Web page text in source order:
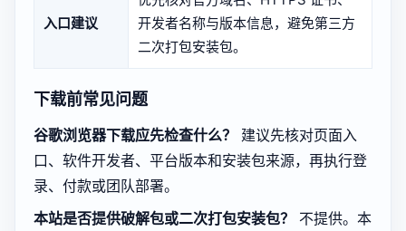
入口建议
开发者名称与版本信息，避免第三方
二次打包安装包。
下载前常见问题
谷歌浏览器下载应先检查什么？
建议先核对页面入
口、软件开发者、平台版本和安装包来源，再执行登
录、付款或团队部署。
本站是否提供破解包或二次打包安装包？
不提供。本